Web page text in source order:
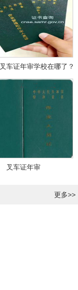
车证年审学校在哪了？
叉车证年审
更多>>